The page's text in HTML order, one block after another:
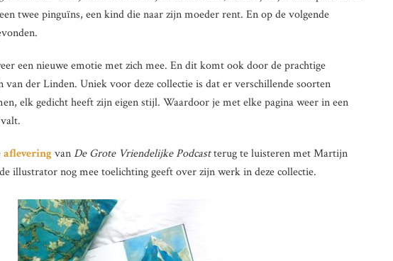
twee pinguïns, een kind die naar zijn moeder rent. En op de volgende
een nieuwe emotie met zich mee. En dit komt ook door de prachtige
der Linden. Uniek voor deze collectie is dat er verschillende soorten
elk gedicht heeft zijn eigen stijl. Waardoor je met elke pagina weer in een
aflevering vanDe Grote Vriendelijke Podcastterug te luisteren met Martijn
illustrator nog mee toelichting geeft over zijn werk in deze collectie.